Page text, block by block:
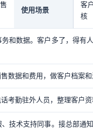
使用场景
客
核
和数据。客户多了，得有
数据和费用，做客户档案和
考勤驻外人员，整理客户
技术支持同事。接总部通